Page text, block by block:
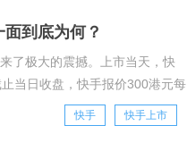
到底为何？
了极大的震撼。上市当天，快
当日收盘，快手报价300港元每
联网上市企业。资本市场的狂
前，资本市场就已经对快手展现
快手 快手上市